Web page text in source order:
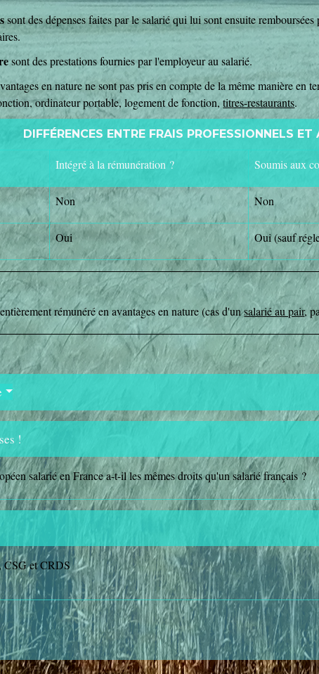
sont des dépenses faites par le salarié qui lui sont ensuite
sont des prestations fournies par l'employeur au salarié.
en nature ne sont pas pris en compte de la même manière en
ordinateur portable, logement de fonction,titres-restaurants.
DIFFÉRENCES ENTRE FRAIS PROFESSIONNELS
Intégré à la rémunération ? Soumis aux
Non Non
Oui Oui (sauf
rémunéré en avantages en nature (cas d'unsalarié au pair,
!
salarié en France a-t-il les mêmes droits qu'un salarié français ?
CSG et CRDS